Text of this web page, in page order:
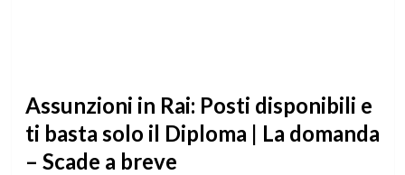
Assunzioni in Rai: Posti disponibili e
ti basta solo il Diploma | La domanda
– Scade a breve